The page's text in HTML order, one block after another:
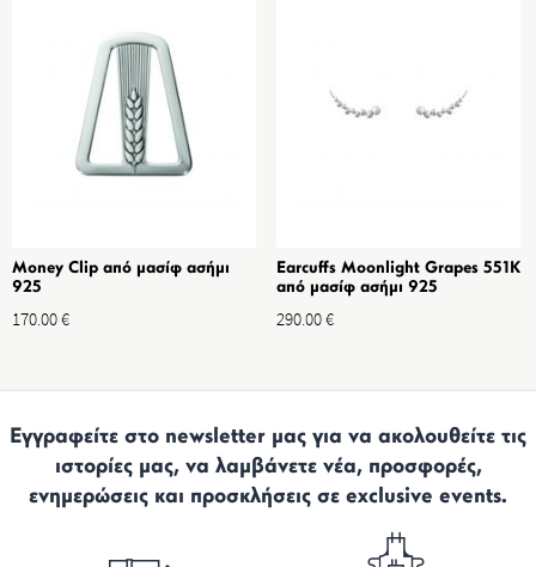
Money Clip από μασίφ ασήμι
925
170.00€
Earcuffs Moonlight Grapes 551K
από μασίφ ασήμι 925
290.00€
Εγγραφείτε στο newsletter μας για να ακολουθείτε τις
ιστορίες μας, να λαμβάνετε νέα, προσφορές,
ενημερώσεις και προσκλήσεις σε exclusive events.